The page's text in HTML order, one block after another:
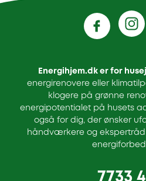
Energihjem.dk er for
energirenovere eller
klogere på grønne
energipotentialet på husets
også for dig, der ønsker
håndværkere og
7733